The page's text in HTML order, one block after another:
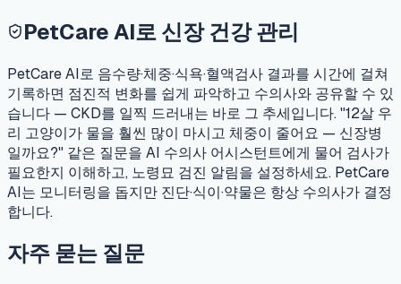
PetCare AI로 신장 건강 관리
PetCare AI로 음수량·체중·식욕·혈액검사 결과를 시간에 걸쳐
기록하면 점진적 변화를 쉽게 파악하고 수의사와 공유할 수 있
습니다 — CKD를 일찍 드러내는 바로 그 추세입니다. "12살 우
리 고양이가 물을 훨씬 많이 마시고 체중이 줄어요 — 신장병
일까요?" 같은 질문을 AI 수의사 어시스턴트에게 물어 검사가
필요한지 이해하고, 노령묘 검진 알림을 설정하세요. PetCare
AI는 모니터링을 돕지만 진단·식이·약물은 항상 수의사가 결정
합니다.
자주 묻는 질문